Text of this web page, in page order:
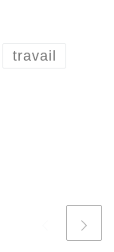
travail